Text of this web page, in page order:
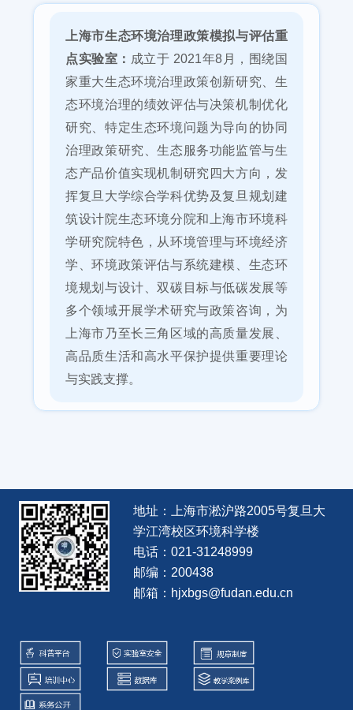
上海市生态环境治理政策模拟与评估重
点实验室： 成立于 2021年8月，围绕国
家重大生态环境治理政策创新研究、生
态环境治理的绩效评估与决策机制优化
研究、特定生态环境问题为导向的协同
治理政策研究、生态服务功能监管与生
态产品价值实现机制研究四大方向，发
挥复旦大学综合学科优势及复旦规划建
筑设计院生态环境分院和上海市环境科
学研究院特色，从环境管理与环境经济
学、环境政策评估与系统建模、生态环
境规划与设计、双碳目标与低碳发展等
多个领域开展学术研究与政策咨询，为
上海市乃至长三角区域的高质量发展、
高品质生活和高水平保护提供重要理论
与实践支撑。
地址：上海市淞沪路2005号复旦大
学江湾校区环境科学楼
电话：021-31248999
邮编：200438
邮箱：hjxbgs@fudan.edu.cn